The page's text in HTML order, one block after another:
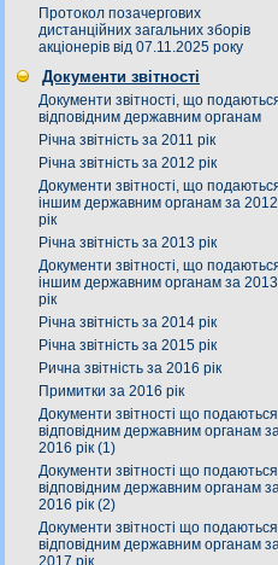
Протокол позачергових
дистанційних загальних зборів
акціонерів від 07.11.2025 року
Документи звітності
Документи звітності, що
відповідним державним органам
Річна звітність за 2011 рік
Річна звітність за 2012 рік
Документи звітності, що
іншим державним органам за 2012
рік
Річна звітність за 2013 рік
Документи звітності, що
іншим державним органам за 2013
рік
Річна звітність за 2014 рік
Річна звітність за 2015 рік
Рична звітність за 2016 рік
Примитки за 2016 рік
Документи звітності що подаються
відповідним державним органам
2016 рік (1)
Документи звітності що подаються
відповідним державним органам
2016 рік (2)
Документи звітності що подаються
відповідним державним органам
2017 рік